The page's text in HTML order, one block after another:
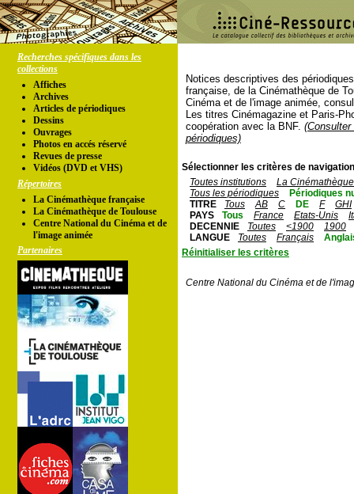
Recherches spécifiques dans les
collections
Affiches
Archives
Articles de périodiques
Dessins
Ouvrages
Photos en accés réservé
Revues de presse
Vidéos (DVD et VHS)
Répertoires
La Cinémathèque française
La Cinémathèque de Toulouse
Centre National du Cinéma et de
l'image animée
Partenaires
Notices descriptives des
française, de la Cinémathèque de
Cinéma et de l'image animée,
Les titres Cinémagazine et Paris-
coopération avec la BNF.
périodiques)
Sélectionner les critères de
Toutes institutions
La
Tous les périodiques
Périodiques
TITRE
Tous AB C DE F
GHI
PAYS
Tous France Etats-Unis
DECENNIE
Toutes <1900
1900
LANGUE
Toutes Français
Réinitialiser les critères
Centre National du Cinéma et de